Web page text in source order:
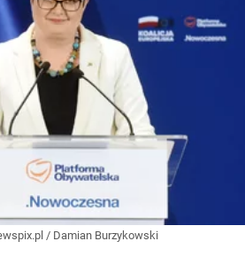
/ Damian Burzykowski